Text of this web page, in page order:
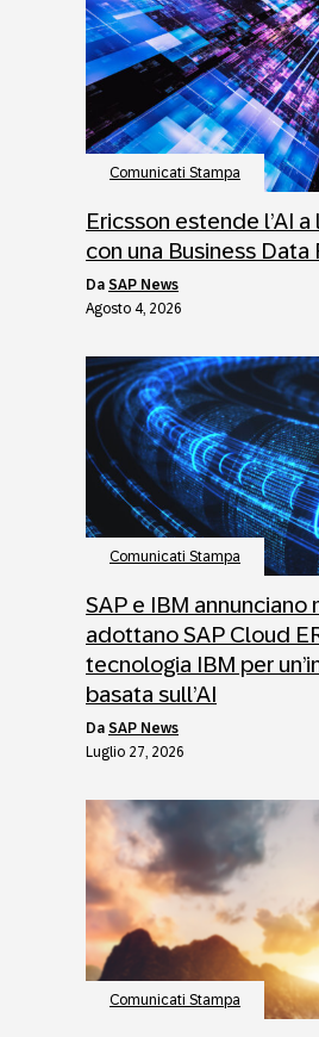
Comunicati Stampa
Ericsson estende l’AI
con una Business Data
da SAP News
Agosto 4, 2026
Comunicati Stampa
SAP e IBM annunciano
adottano SAP Cloud
tecnologia IBM per
basata sull’AI
da SAP News
Luglio 27, 2026
Comunicati Stampa